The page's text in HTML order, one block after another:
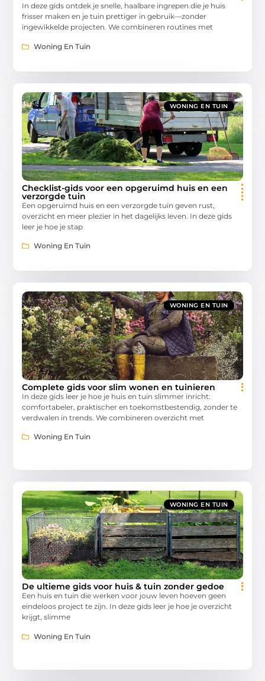
In deze gids ontdek je snelle, haalbare ingrepen die je huis
frisser maken en je tuin prettiger in gebruik—zonder
ingewikkelde projecten. We combineren routines met
Woning En Tuin
WONING EN TUIN
Checklist-gids voor een opgeruimd huis en een
verzorgde tuin
Een opgeruimd huis en een verzorgde tuin geven rust,
overzicht en meer plezier in het dagelijks leven. In deze gids
leer je hoe je stap
Woning En Tuin
WONING EN TUIN
Complete gids voor slim wonen en tuinieren
In deze gids leer je hoe je huis en tuin slimmer inricht:
comfortabeler, praktischer en toekomstbestendig, zonder te
verdwalen in trends. We combineren overzicht met
Woning En Tuin
WONING EN TUIN
De ultieme gids voor huis & tuin zonder gedoe
Een huis en tuin die werken voor jouw leven hoeven geen
eindeloos project te zijn. In deze gids leer je hoe je overzicht
krijgt, slimme
Woning En Tuin